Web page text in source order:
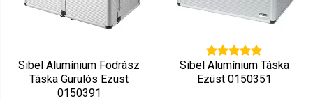
Sibel Alumínium Fodrász
Táska Gurulós Ezüst
0150391
Sibel Alumínium Táska
Ezüst 0150351